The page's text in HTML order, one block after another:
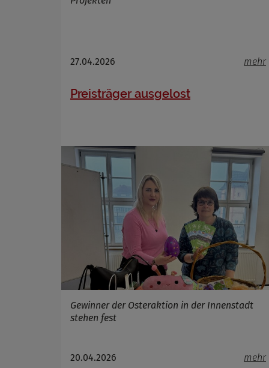
27.04.2026 mehr
Preisträger ausgelost
Gewinner der Osteraktion in der Innenstadt
stehen fest
20.04.2026 mehr
Anbieter
Name
Anbieter
Zweck
Cookie